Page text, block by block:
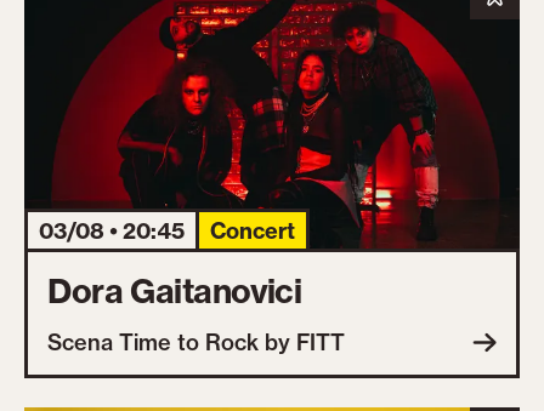
03/08 • 20:45 Concert
Dora Gaitanovici
Scena Time to Rock by FITT